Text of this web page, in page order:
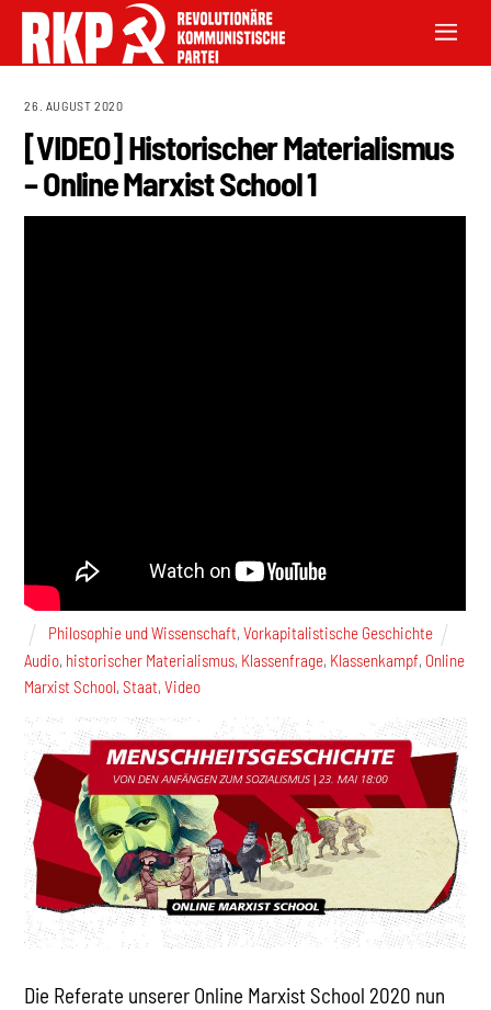
26. AUGUST 2020
[VIDEO] Historischer Materialismus
– Online Marxist School 1
Philosophie und Wissenschaft, Vorkapitalistische Geschichte
Audio, historischer Materialismus, Klassenfrage, Klassenkampf, Online
Marxist School,Staat,Video
Die Referate unserer Online Marxist School 2020 nun